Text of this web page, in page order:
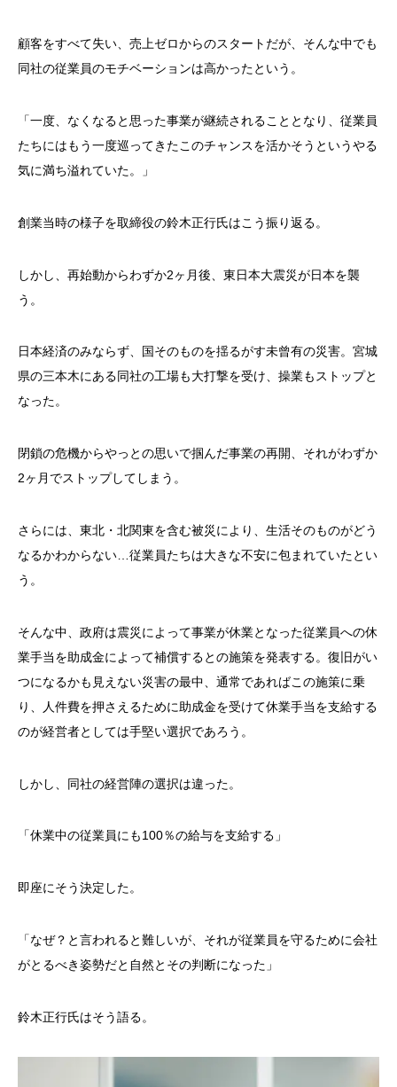
顧客をすべて失い、売上ゼロからのスタートだが、そんな中でも
同社の従業員のモチベーションは高かったという。
「一度、なくなると思った事業が継続されることとなり、従業員
たちにはもう一度巡ってきたこのチャンスを活かそうというやる
気に満ち溢れていた。」
創業当時の様子を取締役の鈴木正行氏はこう振り返る。
しかし、再始動からわずか2ヶ月後、東日本大震災が日本を襲
う。
日本経済のみならず、国そのものを揺るがす未曾有の災害。宮城
県の三本木にある同社の工場も大打撃を受け、操業もストップと
なった。
閉鎖の危機からやっとの思いで掴んだ事業の再開、それがわずか
2ヶ月でストップしてしまう。
さらには、東北・北関東を含む被災により、生活そのものがどう
なるかわからない…従業員たちは大きな不安に包まれていたとい
う。
そんな中、政府は震災によって事業が休業となった従業員への休
業手当を助成金によって補償するとの施策を発表する。復旧がい
つになるかも見えない災害の最中、通常であればこの施策に乗
り、人件費を押さえるために助成金を受けて休業手当を支給する
のが経営者としては手堅い選択であろう。
しかし、同社の経営陣の選択は違った。
「休業中の従業員にも100％の給与を支給する」
即座にそう決定した。
「なぜ？と言われると難しいが、それが従業員を守るために会社
がとるべき姿勢だと自然とその判断になった」
鈴木正行氏はそう語る。